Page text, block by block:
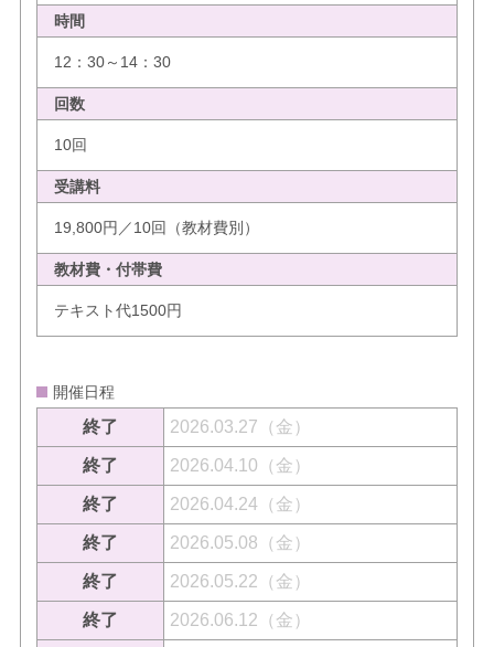
時間
12：30～14：30
回数
10回
受講料
19,800円／10回（教材費別）
教材費・付帯費
テキスト代1500円
開催日程
終了 2026.03.27（金）
終了 2026.04.10（金）
終了 2026.04.24（金）
終了 2026.05.08（金）
終了 2026.05.22（金）
終了 2026.06.12（金）